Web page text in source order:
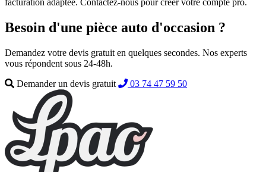
facturation adaptée. Contactez-nous pour créer votre compte pro.
Besoin d'une pièce auto d'occasion ?
Demandez votre devis gratuit en quelques secondes. Nos experts
vous répondent sous 24-48h.
Demander un devis gratuit
03 74 47 59 50